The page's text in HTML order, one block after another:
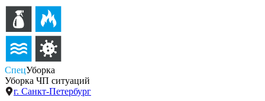
СпецУборка
Уборка ЧП ситуаций
г. Санкт-Петербург